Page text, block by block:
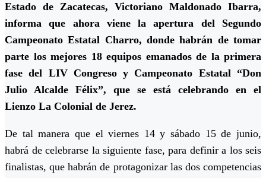
Estado de Zacatecas, Victoriano Maldonado Ibarra,
informa que ahora viene la apertura del Segundo
Campeonato Estatal Charro, donde habrán de tomar
parte los mejores 18 equipos emanados de la primera
fase del LIV Congreso y Campeonato Estatal “Don
Julio Alcalde Félix”, que se está celebrando en el
Lienzo La Colonial de Jerez.
De tal manera que el viernes 14 y sábado 15 de junio,
habrá de celebrarse la siguiente fase, para definir a los seis
finalistas, que habrán de protagonizar las dos competencias